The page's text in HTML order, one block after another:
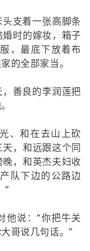
支着一张高脚条
时的嫁妆，箱子
，最底下放着布
的全部家当。
善良的李润莲把
、和在去山上砍
，和远跟这个同
，和英杰夫妇收
队下边的公路边
”
他说：“你把牛关
哥说几句话。”